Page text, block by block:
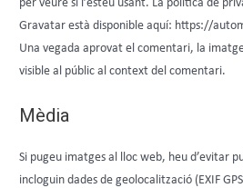
per veure si l’esteu usant. La política de
Gravatar està disponible aquí: https://
Una vegada aprovat el comentari, la
visible al públic al context del comentari.
Mèdia
Si pugeu imatges al lloc web, heu d’evitar
incloguin dades de geolocalització (EXIF